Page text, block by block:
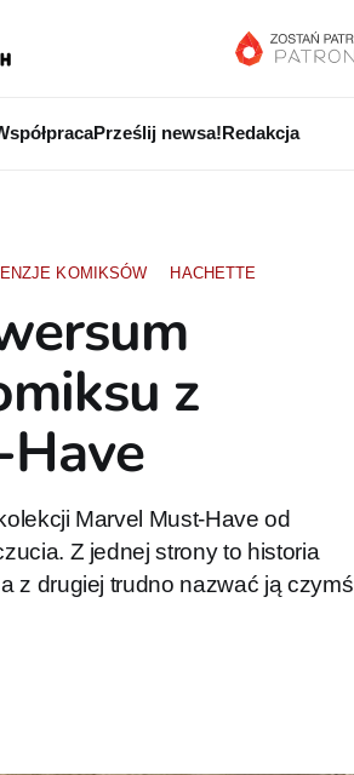
Prześlij newsa!Redakcja
KOMIKSÓW HACHETTE
z
Marvel Must-Have od
Z jednej strony to historia
z drugiej trudno nazwać ją czymś